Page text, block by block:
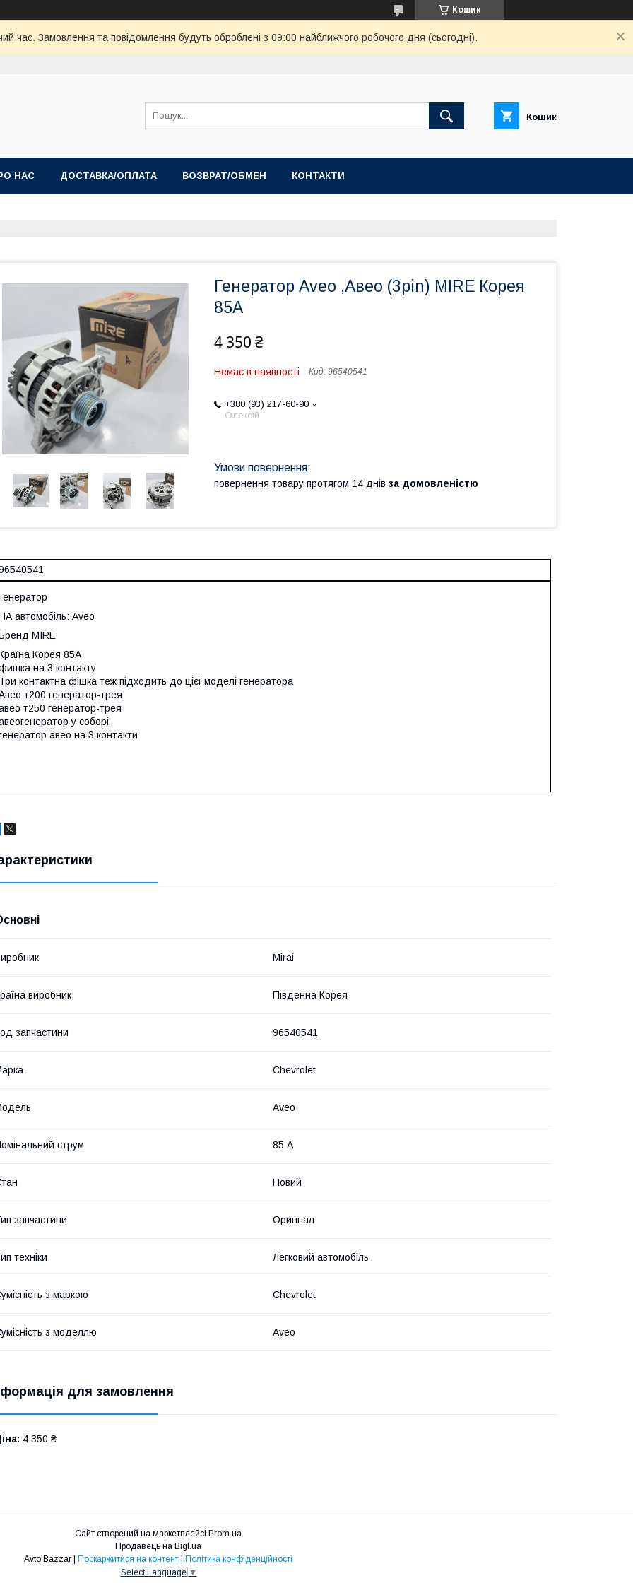
Кошик
час. Замовлення та повідомлення будуть оброблені з 09:00 найближчого робочого дня (сьогодні).
Кошик
НАС ДОСТАВКА/ОПЛАТА ВОЗВРАТ/ОБМЕН КОНТАКТИ
Генератор Aveo ,Авео (3pin) MIRE Корея
85A
4 350 ₴
Немає в наявності Код: 96540541
+380 (93) 217-60-90
Олексій
повернення товару протягом 14 днів за домовленістю
автомобіль: Aveo
MIRE
Корея 85A
на 3 контакту
Три контактна фішка теж підходить до цієї моделі генератора
т200 генератор-трея
т250 генератор-трея
у соборі
авео на 3 контакти
Mirai
виробник Південна Корея
запчастини 96540541
Chevrolet
Aveo
струм 85 А
Новий
запчастини Оригінал
техніки Легковий автомобіль
з маркою Chevrolet
з моделлю Aveo
для замовлення
4 350 ₴
Сайт створений на маркетплейсі Prom.ua
Продавець на Bigl.ua
Поскаржитися на контент
Політика конфіденційності
Select Language ▼